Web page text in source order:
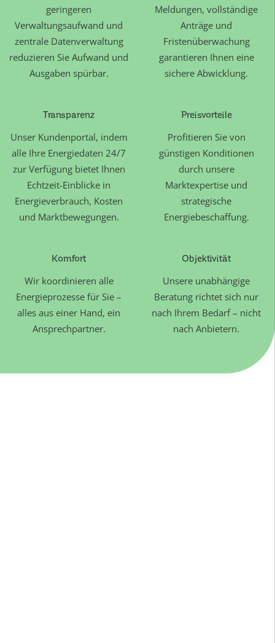
geringeren
Verwaltungsaufwand und
zentrale Datenverwaltung
reduzieren Sie Aufwand und
Ausgaben spürbar.
Meldungen, vollständige
Anträge und
Fristenüberwachung
garantieren Ihnen eine
sichere Abwicklung.
Transparenz
Unser Kundenportal, indem
alle Ihre Energiedaten 24/7
zur Verfügung bietet Ihnen
Echtzeit-Einblicke in
Energieverbrauch, Kosten
und Marktbewegungen.
Preisvorteile
Profitieren Sie von
günstigen Konditionen
durch unsere
Marktexpertise und
strategische
Energiebeschaffung.
Komfort
Wir koordinieren alle
Energieprozesse für Sie –
alles aus einer Hand, ein
Ansprechpartner.
Objektivität
Unsere unabhängige
Beratung richtet sich nur
nach Ihrem Bedarf – nicht
nach Anbietern.